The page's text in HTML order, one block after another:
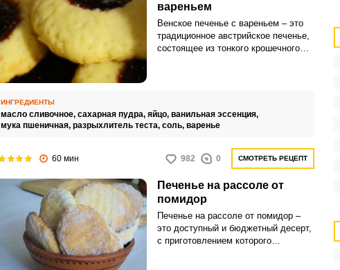
вареньем
Венское печенье с вареньем – это
традиционное австрийское печенье,
состоящее из тонкого крошечного
ИНГРЕДИЕНТЫ
масло сливочное, сахарная пудра, яйцо, ванильная эссенция,
мука пшеничная, разрыхлитель теста, соль, варенье
60 мин 982 0 СМОТРЕТЬ РЕЦЕПТ
Печенье на рассоле от
помидор
Печенье на рассоле от помидор –
это доступный и бюджетный десерт,
с приготовлением которого
Запомнить меня
ВХОД